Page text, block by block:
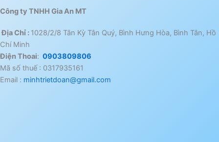
Công ty TNHH Gia An MT
Địa Chỉ : 1028/2/8 Tân Kỳ Tân Quý, Bình Hưng Hòa, Bình Tân, Hồ
Chí Minh
Điện Thoai: 0903809806
Mã số thuế : 0317935161
Email : minhtrietdoan@gmail.com